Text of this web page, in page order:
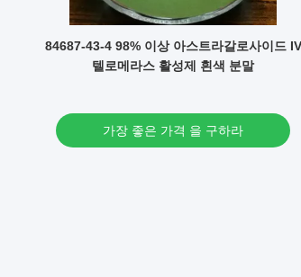
84687-43-4 98% 이상 아스트라갈로사이드 IV
텔로메라스 활성제 흰색 분말
가장 좋은 가격 을 구하라